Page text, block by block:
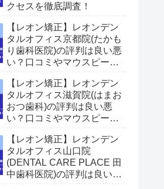
クセスを徹底調査！
【レオン矯正】レオンデン
タルオフィス京都院(たかも
り歯科医院)の評判は良い悪
い？口コミやマウスピース
査！
【レオン矯正】レオンデン
タルオフィス滋賀院(はまお
おつ歯科)の評判は良い悪
い？口コミやマウスピース
査！
【レオン矯正】レオンデン
タルオフィス山口院
(DENTAL CARE PLACE 田
中歯科医院)の評判は良い悪